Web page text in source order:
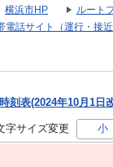
横浜市HP ルート
電話サイト（運行・接近
刻表(2024年10月1日
字サイズ変更 小